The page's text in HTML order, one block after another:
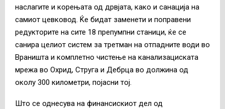
наслагите и корењата од дрвјата, како и санација на
самиот цевковод. Ќе бидат заменети и поправени
редукторите на сите 18 препумпни станици, ќе се
санира целиот систем за третман на отпадните води во
Враништа и комплетно чистење на канализациската
мрежа во Охрид, Струга и Дебрца во должина од
околу 300 километри, појасни тој.
Што се однесува на финансискиот дел од